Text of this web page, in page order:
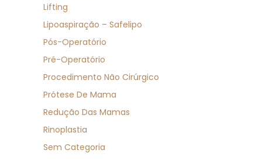
Lifting
Lipoaspiração – Safelipo
Pós-Operatório
Pré-Operatório
Procedimento Não Cirúrgico
Prótese De Mama
Redução Das Mamas
Rinoplastia
Sem Categoria